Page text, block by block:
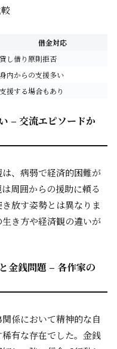
借金対応
貸し借り原則拒否
身内からの支援多い
支援する場合もあり
– 交流エピソードか
、病弱で経済的困難が
周囲からの援助に頼る
放す姿勢とは異なりま
き方や経済観の違いが
金銭問題 – 各作家の
係において精神的な自
有な存在でした。金銭